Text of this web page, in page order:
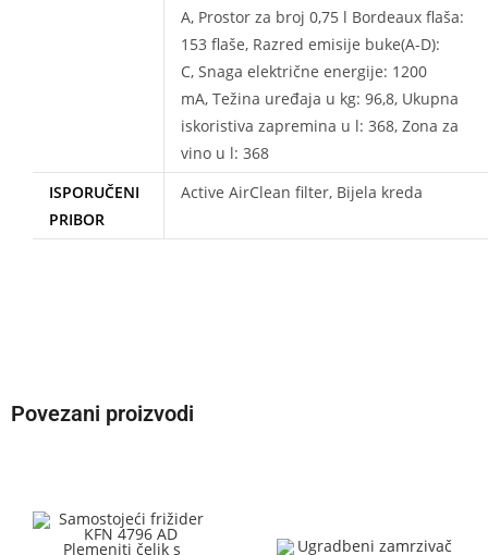
A, Prostor za broj 0,75 l Bordeaux flaša:
153 flaše, Razred emisije buke(A-D):
C, Snaga električne energije: 1200
mA, Težina uređaja u kg: 96,8, Ukupna
iskoristiva zapremina u l: 368, Zona za
vino u l: 368
ISPORUČENI
PRIBOR
Active AirClean filter, Bijela kreda
Povezani proizvodi